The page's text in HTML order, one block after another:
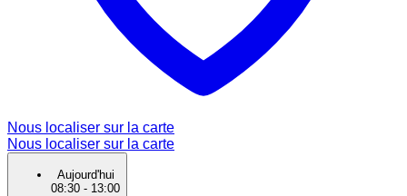
Nous localiser sur la carte
Nous localiser sur la carte
Aujourd'hui
08:30 - 13:00